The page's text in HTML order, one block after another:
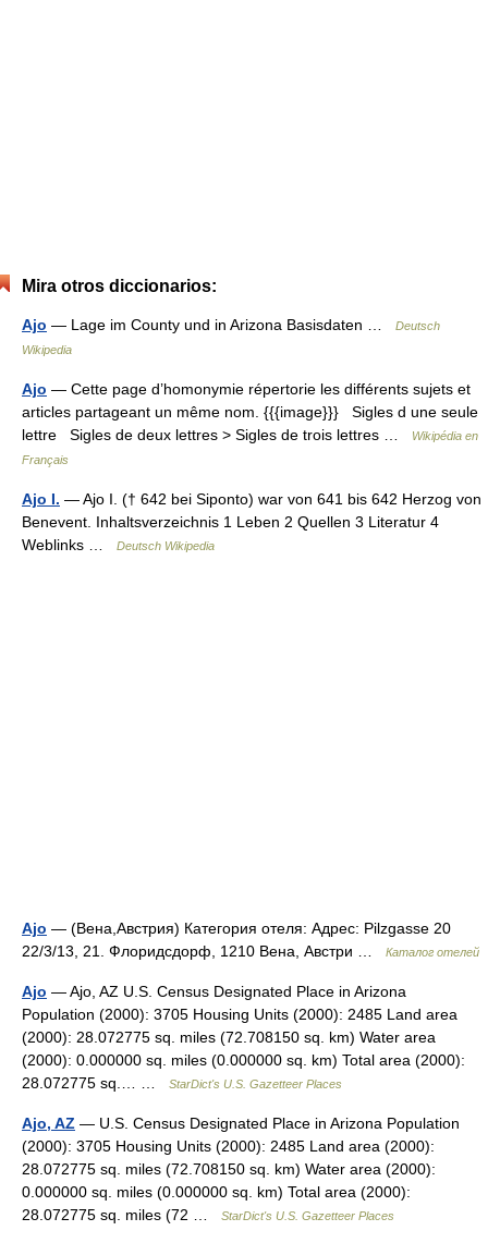
Mira otros diccionarios:
Ajo — Lage im County und in Arizona Basisdaten …
Deutsch
Wikipedia
Ajo — Cette page d’homonymie répertorie les différents sujets et
articles partageant un même nom. {{{image}}} Sigles d une seule
lettre Sigles de deux lettres > Sigles de trois lettres …
Wikipédia en
Français
Ajo I. — Ajo I. († 642 bei Siponto) war von 641 bis 642 Herzog von
Benevent. Inhaltsverzeichnis 1 Leben 2 Quellen 3 Literatur 4
Weblinks …
Deutsch Wikipedia
Ajo — (Вена,Австрия) Категория отеля: Адрес: Pilzgasse 20
22/3/13, 21. Флоридсдорф, 1210 Вена, Австри …
Каталог отелей
Ajo — Ajo, AZ U.S. Census Designated Place in Arizona
Population (2000): 3705 Housing Units (2000): 2485 Land area
(2000): 28.072775 sq. miles (72.708150 sq. km) Water area
(2000): 0.000000 sq. miles (0.000000 sq. km) Total area (2000):
28.072775 sq.… …
StarDict's U.S. Gazetteer Places
Ajo, AZ — U.S. Census Designated Place in Arizona Population
(2000): 3705 Housing Units (2000): 2485 Land area (2000):
28.072775 sq. miles (72.708150 sq. km) Water area (2000):
0.000000 sq. miles (0.000000 sq. km) Total area (2000):
28.072775 sq. miles (72 …
StarDict's U.S. Gazetteer Places